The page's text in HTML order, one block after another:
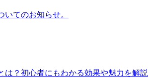
いてのお知らせ。
は？初心者にもわかる効果や魅力を解説